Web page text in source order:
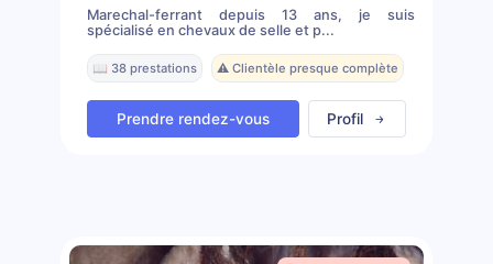
Marechal-ferrant depuis 13 ans, je suis
spécialisé en chevaux de selle et p...
📖 38 prestations ⚠️ Clientèle presque complète
Prendre rendez-vous Profil